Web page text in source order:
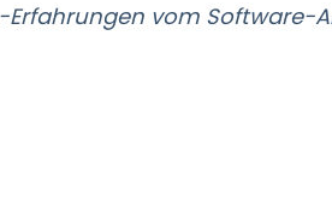
Erfahrungen vom Software-